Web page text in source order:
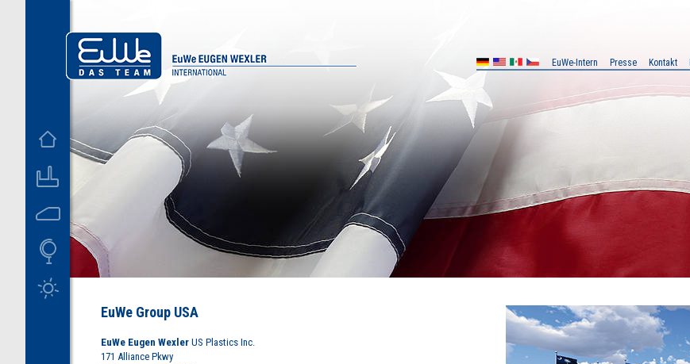
EuWe Group USA
EuWe Eugen Wexler US Plastics Inc.
171 Alliance Pkwy
D US MX EuWe-Intern Presse Kontakt